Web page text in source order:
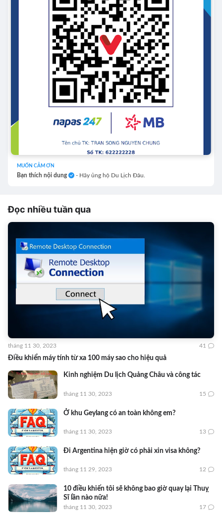
MUỐN CẢM ƠN
Bạn thích nội dung - Hãy ủng hộ Du Lịch Đâu.
Đọc nhiều tuần qua
Điều khiển máy tính từ xa 100 máy sao cho hiệu quả
tháng 11 30, 2023 41
Kinh nghiệm Du lịch Quảng Châu và công tác
tháng 11 30, 2023 15
Ở khu Geylang có an toàn không em?
tháng 11 30, 2023 13
Đi Argentina hiện giờ có phải xin visa không?
tháng 11 29, 2023 12
10 điều khiến tôi sẽ không bao giờ quay lại Thuỵ
Sĩ lần nào nữa!
tháng 11 30, 2023 17